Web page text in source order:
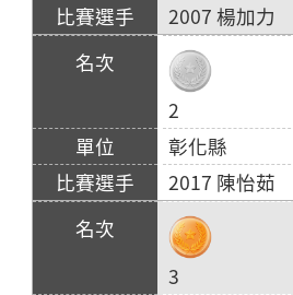
2007 楊加力
2
彰化縣
2017 陳怡茹
3